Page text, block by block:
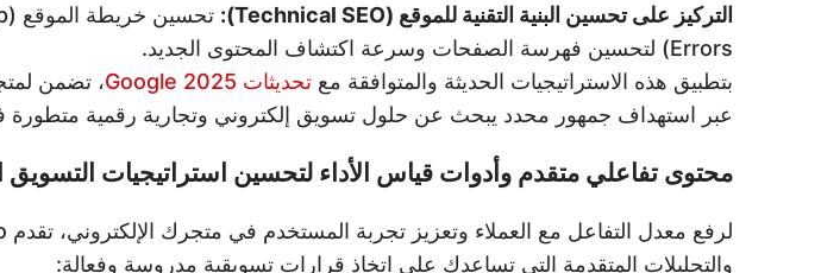
التركيز على تحسين البنية التقنية للموقع (Technical SEO):
Errors) لتحسين فهرسة الصفحات وسرعة اكتشاف المحتوى الجديد.
بتطبيق هذه الاستراتيجيات الحديثة والمتوافقة مع تحديثات Google 2025
، تضمن
عبر استهداف جمهور محدد يبحث عن حلول تسويق إلكتروني وتجارية رقمية متطورة
محتوى تفاعلي متقدم وأدوات قياس الأداء لتحسين استراتيجيات التسويق
والتحليلات المتقدمة التي تساعدك على اتخاذ قرارات تسويقية مدروسة وفعالة: